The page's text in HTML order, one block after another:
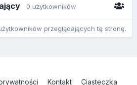
0 użytkowników
przeglądających tę stronę.
Kontakt Ciasteczka